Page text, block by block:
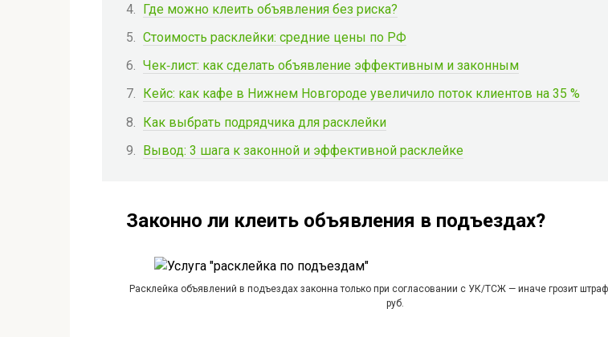
Где можно клеить объявления без риска?
Стоимость расклейки: средние цены по РФ
Чек‑лист: как сделать объявление эффективным и законным
Кейс: как кафе в Нижнем Новгороде увеличило поток клиентов на 35 %
Как выбрать подрядчика для расклейки
Вывод: 3 шага к законной и эффективной расклейке
Законно ли клеить объявления в подъездах?
Расклейка объявлений в подъездах законна только при согласовании с УК/ТСЖ — иначе грозит
руб.